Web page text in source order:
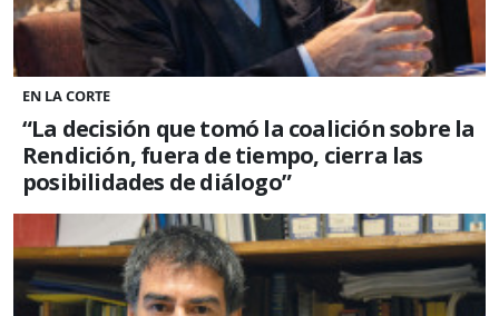
EN LA CORTE
“La decisión que tomó la coalición sobre la
Rendición, fuera de tiempo, cierra las
posibilidades de diálogo”